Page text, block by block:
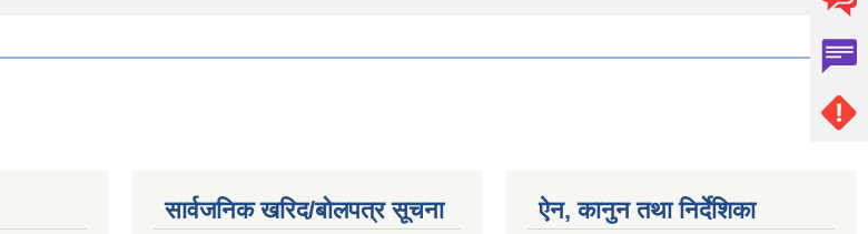
सार्वजनिक खरिद/बोलपत्र सूचना ऐन, कानुन तथा निर्देशिका